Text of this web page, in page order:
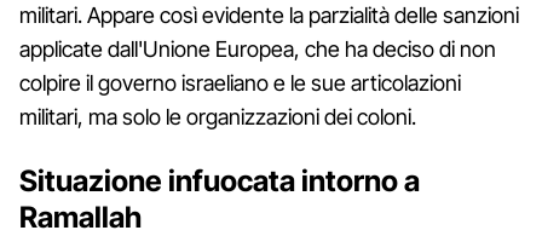
militari. Appare così evidente la parzialità delle sanzioni
applicate dall'Unione Europea, che ha deciso di non
colpire il governo israeliano e le sue articolazioni
militari, ma solo le organizzazioni dei coloni.
Situazione infuocata intorno a
Ramallah